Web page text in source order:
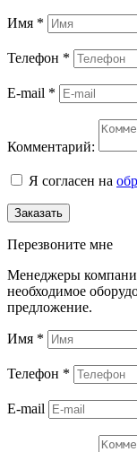
Имя *
Телефон *
E-mail *
Комментарий:
Я согласен на
Заказать
Перезвоните мне
Менеджеры
необходимое
предложение.
Имя *
Телефон *
E-mail